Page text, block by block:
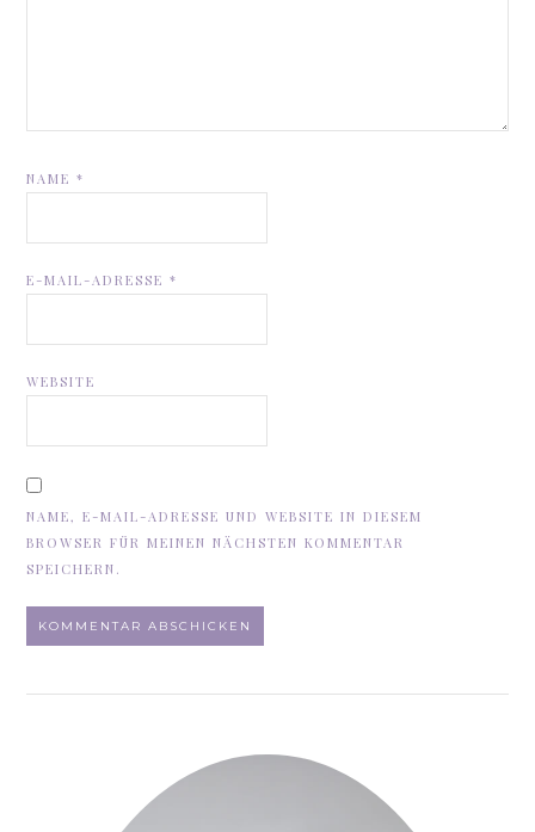
NAME*
E-MAIL-ADRESSE*
WEBSITE
NAME, E-MAIL-ADRESSE UND WEBSITE IN DIESEM
BROWSER FÜR MEINEN NÄCHSTEN KOMMENTAR
SPEICHERN.